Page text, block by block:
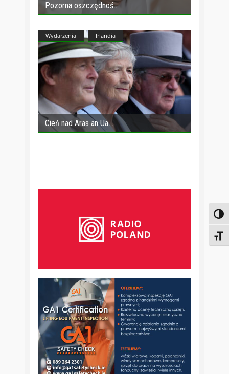
Pozorna oszczędnoś
Wydarzenia Irlandia
Cień nad Aras an Ua